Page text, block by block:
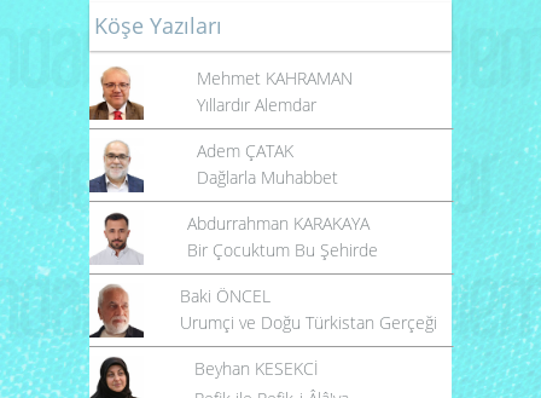
Köşe Yazıları
Mehmet KAHRAMAN
Yıllardır Alemdar
Adem ÇATAK
Dağlarla Muhabbet
Abdurrahman KARAKAYA
Bir Çocuktum Bu Şehirde
Baki ÖNCEL
Urumçi ve Doğu Türkistan Gerçeği
Beyhan KESEKCİ